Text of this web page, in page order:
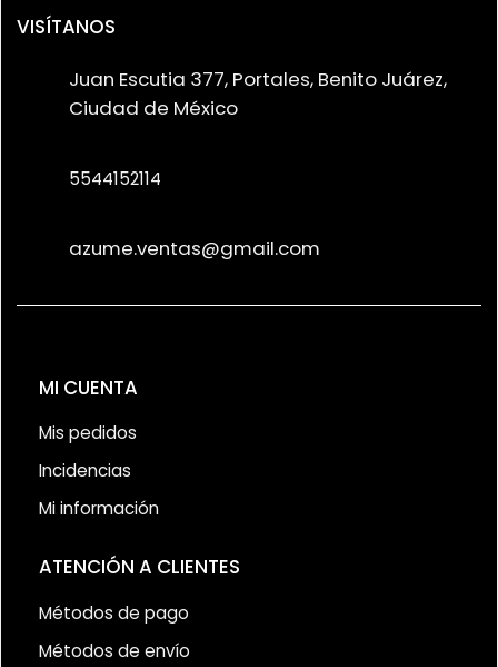
VISÍTANOS
Juan Escutia 377, Portales, Benito Juárez,
Ciudad de México
5544152114
azume.ventas@gmail.com
MI CUENTA
Mis pedidos
Incidencias
Mi información
ATENCIÓN A CLIENTES
Métodos de pago
Métodos de envío